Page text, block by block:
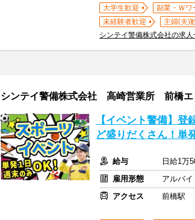
大学生歓迎 副業・Ｗワ
未経験者歓迎
主婦(夫)
シンテイ警備株式会社の求人
シンテイ警備株式会社 高崎営業所 前橋エ
【イベント警備】
ど盛りだくさん！単
給与
日給1万
雇用形態
アルバイ
アクセス
前橋駅